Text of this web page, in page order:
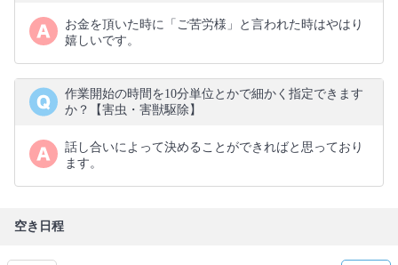
お金を頂いた時に「ご苦労様」と言われた時はやはり
嬉しいです。
作業開始の時間を10分単位とかで細かく指定できます
か？【害虫・害獣駆除】
話し合いによって決めることができればと思っており
ます。
空き日程